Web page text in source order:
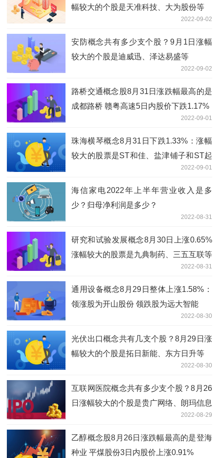
幅较大的个股是天准科技、大为股份等
2022-09-02
安防概念共有多少支个股？9月1日涨幅
较大的个股是迪威迅、泽达易盛等
2022-09-02
路桥交通概念股8月31日涨跌幅最高的是
成都路桥 赣粤高速5日内股价下跌1.17%
2022-09-01
珠海横琴概念8月31日下跌1.33%：涨幅
较大的股票是ST和佳、盐津铺子和ST起
2022-09-01
海信家电2022年上半年营业收入是多
少？归母净利润是多少？
2022-08-31
研究和试验发展概念8月30日上涨0.65%
涨幅较大的股票是九典制药、三五互联等
2022-08-31
通用设备概念8月29日整体上涨1.58%：
领涨股为开山股份 领跌股为远大智能
2022-08-30
光伏出口概念共有几支个股？8月29日涨
幅较大的个股是拓日新能、东方日升等
2022-08-30
互联网医院概念共有多少支个股？8月26
日涨幅较大的个股是贵广网络、朗玛信息
2022-08-29
乙醇概念股8月26日涨跌幅最高的是登海
种业 平煤股份3日内股价上涨0.91%